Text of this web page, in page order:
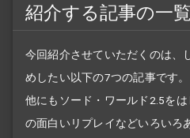
紹介する記事の一覧
今回紹介させていただくのは、
めしたい以下の7つの記事です。
他にもソード・ワールド2.5を
の面白いリプレイなどいろいろ